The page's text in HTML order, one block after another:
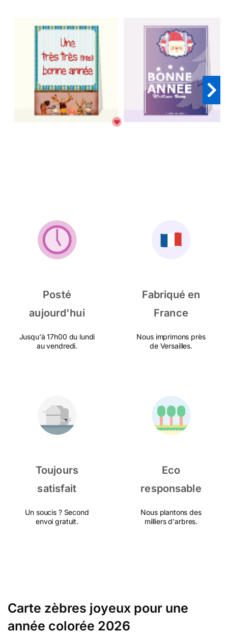
Posté
aujourd'hui
Jusqu'à 17h00 du lundi
au vendredi.
Fabriqué en
France
Nous imprimons près
de Versailles.
Toujours
satisfait
Un soucis ? Second
envoi gratuit.
Eco
responsable
Nous plantons des
milliers d'arbres.
Carte zèbres joyeux pour une
année colorée 2026